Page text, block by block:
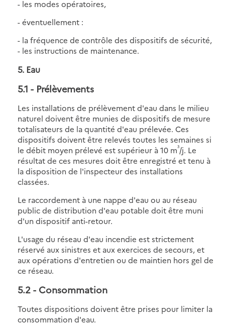
- les modes opératoires,
- éventuellement :
- la fréquence de contrôle des dispositifs de sécurité,
- les instructions de maintenance.
5. Eau
5.1 - Prélèvements
Les installations de prélèvement d'eau dans le milieu
naturel doivent être munies de dispositifs de mesure
totalisateurs de la quantité d'eau prélevée. Ces
dispositifs doivent être relevés toutes les semaines si
le débit moyen prélevé est supérieur à 10 m³/j. Le
résultat de ces mesures doit être enregistré et tenu à
la disposition de l'inspecteur des installations
classées.
Le raccordement à une nappe d'eau ou au réseau
public de distribution d'eau potable doit être muni
d'un dispositif anti-retour.
L'usage du réseau d'eau incendie est strictement
réservé aux sinistres et aux exercices de secours, et
aux opérations d'entretien ou de maintien hors gel de
ce réseau.
5.2 - Consommation
Toutes dispositions doivent être prises pour limiter la
consommation d'eau.